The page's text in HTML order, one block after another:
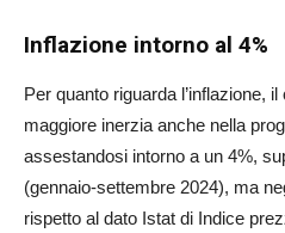
Inflazione intorno al 4%
Per quanto riguarda l’inflazione,
maggiore inerzia anche nella
assestandosi intorno a un 4%,
(gennaio-settembre 2024), ma
rispetto al dato Istat di Indice